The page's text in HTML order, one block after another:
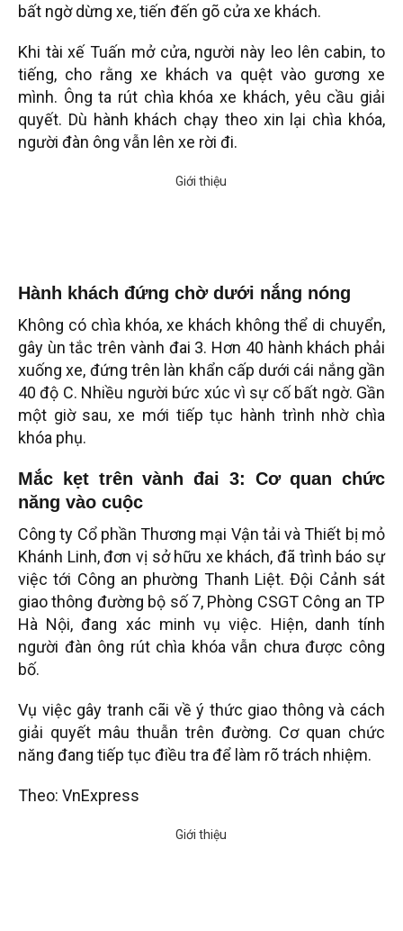
bất ngờ dừng xe, tiến đến gõ cửa xe khách.
Khi tài xế Tuấn mở cửa, người này leo lên cabin, to
tiếng, cho rằng xe khách va quệt vào gương xe
mình. Ông ta rút chìa khóa xe khách, yêu cầu giải
quyết. Dù hành khách chạy theo xin lại chìa khóa,
người đàn ông vẫn lên xe rời đi.
Hành khách đứng chờ dưới nắng nóng
Không có chìa khóa, xe khách không thể di chuyển,
gây ùn tắc trên vành đai 3. Hơn 40 hành khách phải
xuống xe, đứng trên làn khẩn cấp dưới cái nắng gần
40 độ C. Nhiều người bức xúc vì sự cố bất ngờ. Gần
một giờ sau, xe mới tiếp tục hành trình nhờ chìa
khóa phụ.
Mắc kẹt trên vành đai 3: Cơ quan chức
năng vào cuộc
Công ty Cổ phần Thương mại Vận tải và Thiết bị mỏ
Khánh Linh, đơn vị sở hữu xe khách, đã trình báo sự
việc tới Công an phường Thanh Liệt. Đội Cảnh sát
giao thông đường bộ số 7, Phòng CSGT Công an TP
Hà Nội, đang xác minh vụ việc. Hiện, danh tính
người đàn ông rút chìa khóa vẫn chưa được công
bố.
Vụ việc gây tranh cãi về ý thức giao thông và cách
giải quyết mâu thuẫn trên đường. Cơ quan chức
năng đang tiếp tục điều tra để làm rõ trách nhiệm.
Theo: VnExpress